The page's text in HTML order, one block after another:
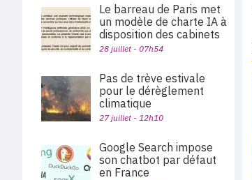
Le barreau de Paris met
un modèle de charte IA à
disposition des cabinets
28 juillet - 07h54
Pas de trève estivale
pour le dérèglement
climatique
27 juillet - 12h10
Google Search impose
son chatbot par défaut
en France